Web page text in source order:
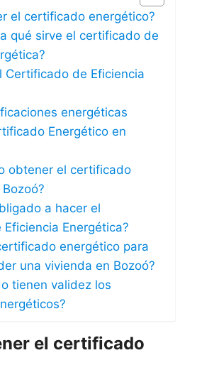
el certificado energético?
qué sirve el certificado de
Certificado de Eficiencia
energéticas
Energético en
obtener el certificado
a hacer el
Energética?
energético para
una vivienda en Bozoó?
tienen validez los
el certificado